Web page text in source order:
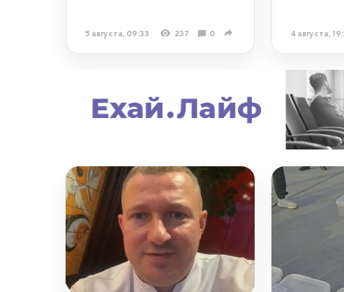
5 августа, 09:33 237 0 4 августа,